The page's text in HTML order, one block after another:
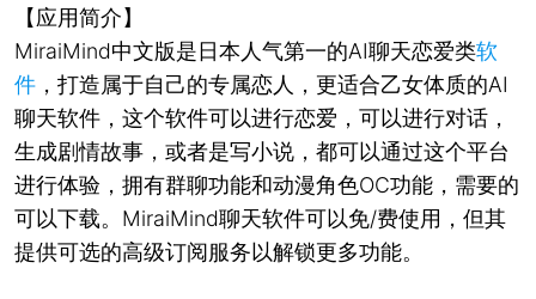
【应用简介】
MiraiMind中文版是日本人气第一的AI聊天恋爱类软
件 ，打造属于自己的专属恋人，更适合乙女体质的AI
聊天软件，这个软件可以进行恋爱，可以进行对话，
生成剧情故事，或者是写小说，都可以通过这个平台
进行体验，拥有群聊功能和动漫角色OC功能，需要的
可以下载。MiraiMind聊天软件可以免/费使用，但其
提供可选的高级订阅服务以解锁更多功能。